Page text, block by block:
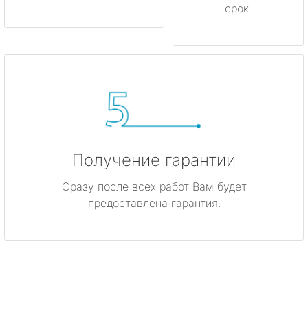
срок.
Получение гарантии
Сразу после всех работ Вам будет
предоставлена гарантия.